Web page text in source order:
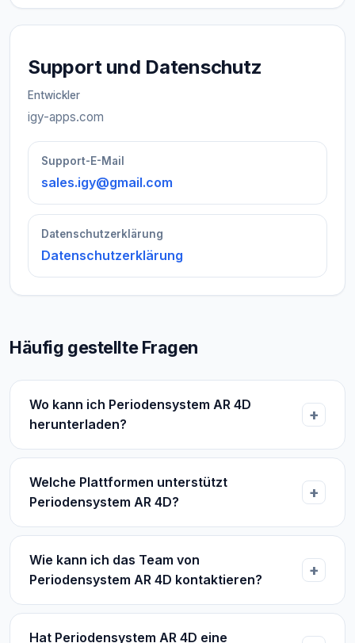
Support und Datenschutz
Entwickler
igy-apps.com
Support-E-Mail
sales.igy@gmail.com
Datenschutzerklärung
Datenschutzerklärung
Häufig gestellte Fragen
Wo kann ich Periodensystem AR 4D
herunterladen?
Welche Plattformen unterstützt
Periodensystem AR 4D?
Wie kann ich das Team von
Periodensystem AR 4D kontaktieren?
Hat Periodensystem AR 4D eine